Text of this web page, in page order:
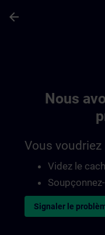
arrow_back
Nous
Vous voudriez
Videz le
Signaler le